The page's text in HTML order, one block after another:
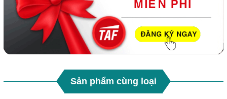
Sản phẩm cùng loại